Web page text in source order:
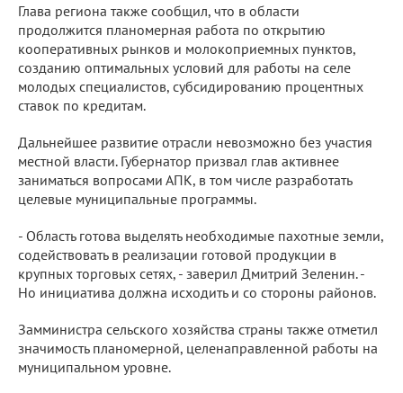
Глава региона также сообщил, что в области
продолжится планомерная работа по открытию
кооперативных рынков и молокоприемных пунктов,
созданию оптимальных условий для работы на селе
молодых специалистов, субсидированию процентных
ставок по кредитам.
Дальнейшее развитие отрасли невозможно без участия
местной власти. Губернатор призвал глав активнее
заниматься вопросами АПК, в том числе разработать
целевые муниципальные программы.
- Область готова выделять необходимые пахотные земли,
содействовать в реализации готовой продукции в
крупных торговых сетях, - заверил Дмитрий Зеленин. -
Но инициатива должна исходить и со стороны районов.
Замминистра сельского хозяйства страны также отметил
значимость планомерной, целенаправленной работы на
муниципальном уровне.